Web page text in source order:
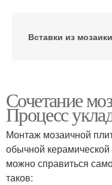
Вставки из мозаики
Мозаики на кухне
Сочетание
Процесс
Монтаж мозаичной
обычной
можно справиться
таков: